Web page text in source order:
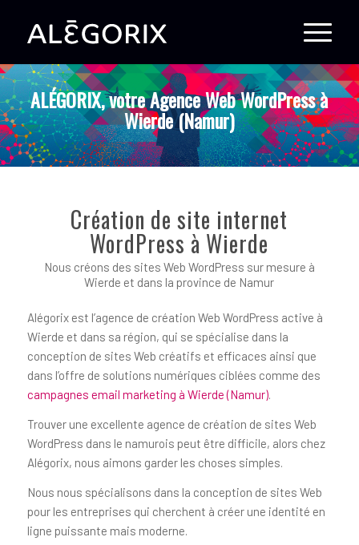
ALÉGORIX, votre Agence Web WordPress à
Wierde (Namur)
Création de site internet
WordPress à Wierde
Nous créons des sites Web WordPress sur mesure à
Wierde et dans la province de Namur
Alégorix est l’agence de création Web WordPress active à
Wierde et dans sa région, qui se spécialise dans la
conception de sites Web créatifs et efficaces ainsi que
dans l’offre de solutions numériques ciblées comme des
campagnes email marketing à Wierde (Namur).
Trouver une excellente agence de création de sites Web
WordPress dans le namurois peut être difficile, alors chez
Alégorix, nous aimons garder les choses simples.
Nous nous spécialisons dans la conception de sites Web
pour les entreprises qui cherchent à créer une identité en
ligne puissante mais moderne.